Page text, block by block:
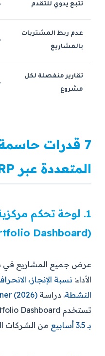
تتبع يدوي للتقدم
عدم ربط المشتريات
بالمشاريع
تقارير منفصلة لكل
مشروع
7 قدرات
المتعددة عبر ERP
1. لوحة تحكم
(Portfolio Dashboard)
عرض جميع المشاريع
الأداء: نسبة الإنجاز،
النشطة. دراسة (2026)
تستخدم Portfolio Dashboard تكتشف المشكلات
بـ 3.5 أسابيع
من الشركات